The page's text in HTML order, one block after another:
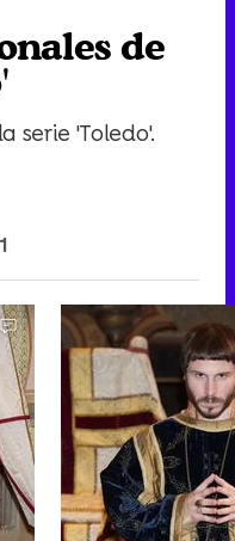
de
serie 'Toledo'.